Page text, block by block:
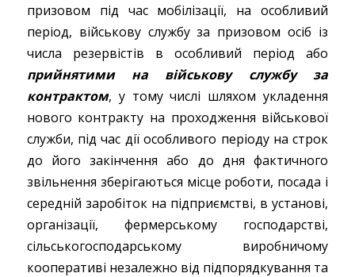
призовом під час мобілізації, на особливий
період, військову службу за призовом осіб із
числа резервістів в особливий період або
прийнятими на військову службу за
контрактом, у тому числі шляхом укладення
нового контракту на проходження військової
служби, під час дії особливого періоду на строк
до його закінчення або до дня фактичного
звільнення зберігаються місце роботи, посада і
середній заробіток на підприємстві, в установі,
організації, фермерському господарстві,
сільськогосподарському виробничому
кооперативі незалежно від підпорядкування та